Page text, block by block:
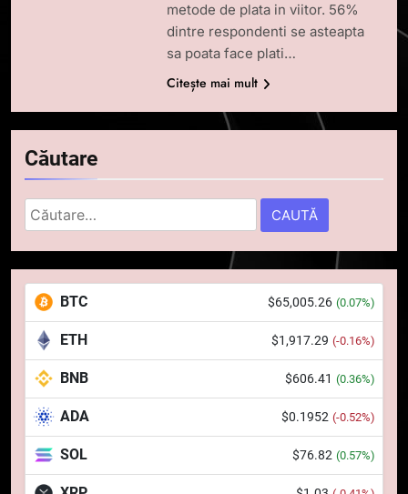
metode de plata in viitor. 56%
dintre respondenti se asteapta
sa poata face plati…
Citește mai mult
Căutare
Caută
după:
BTC $65,005.26 (0.07%)
ETH $1,917.29 (-0.16%)
BNB $606.41 (0.36%)
ADA $0.1952 (-0.52%)
SOL $76.82 (0.57%)
Squid a strâns 6 milioane de
dolari cu sprijinul Ripple, apoi a
pierdut jumătate din aceștia
într-un atac cibernetic în mai
6
Banii digitali și arhitectura
încrederii: O nouă viziune asupra
banilor în era digitală